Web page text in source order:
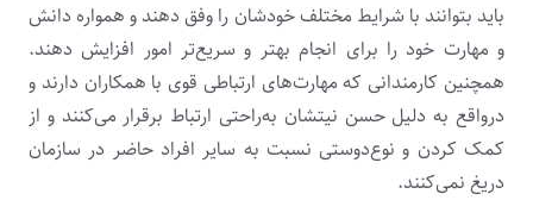
باید بتوانند با شرایط مختلف خودشان را وفق دهند و همواره دانش
و مهارت خود را برای انجام بهتر و سریع‌تر امور افزایش دهند.
همچنین کارمندانی که مهارت‌های ارتباطی قوی با همکاران دارند و
درواقع به دلیل حسن نیتشان به‌راحتی ارتباط برقرار می‌کنند و از
کمک کردن و نوع‌دوستی نسبت به سایر افراد حاضر در سازمان
دریغ نمی‌کنند.